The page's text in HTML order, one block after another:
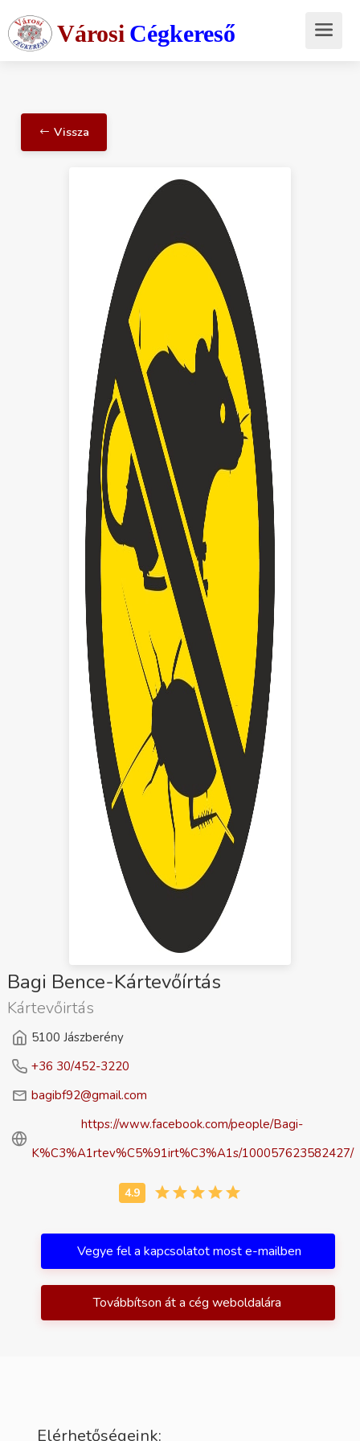
Városi Cégkereső
Vissza
Bagi Bence-Kártevőírtás
Kártevőirtás
5100 Jászberény
+36 30/452-3220
bagibf92@gmail.com
https://www.facebook.com/people/Bagi-
K%C3%A1rtev%C5%91irt%C3%A1s/100057623582427/
Vegye fel a kapcsolatot most e-mailben
Továbbítson át a cég weboldalára
Elérhetőségeink: